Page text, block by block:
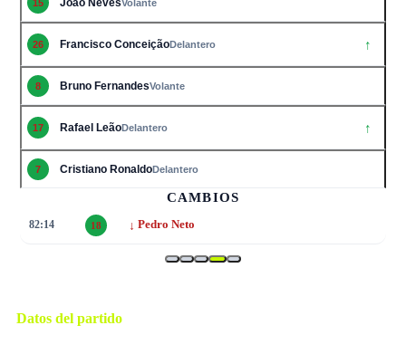
15 João NevesVolante
26 Francisco ConceiçãoDelantero ↑
8 Bruno FernandesVolante
17 Rafael LeãoDelantero ↑
7 Cristiano RonaldoDelantero
CAMBIOS
82:14 18 ↓ Pedro Neto
Datos del partido